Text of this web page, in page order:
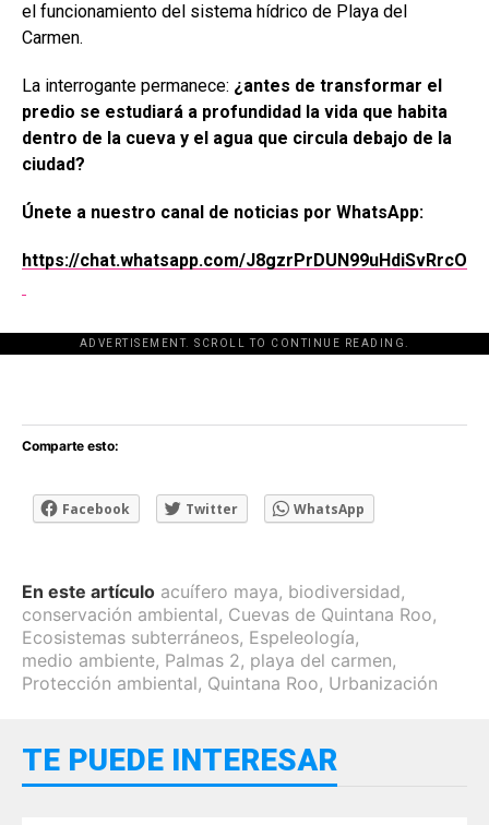
el funcionamiento del sistema hídrico de Playa del
Carmen.
La interrogante permanece: ¿antes de transformar el
predio se estudiará a profundidad la vida que habita
dentro de la cueva y el agua que circula debajo de la
ciudad?
Únete a nuestro canal de noticias por WhatsApp:
https://chat.whatsapp.com/J8gzrPrDUN99uHdiSvRrcO
ADVERTISEMENT. SCROLL TO CONTINUE READING.
[adsforwp id="243463"]
Comparte esto:
Facebook Twitter WhatsApp
En este artículo acuífero maya, biodiversidad,
conservación ambiental, Cuevas de Quintana Roo,
Ecosistemas subterráneos, Espeleología,
medio ambiente, Palmas 2, playa del carmen,
Protección ambiental, Quintana Roo, Urbanización
TE PUEDE INTERESAR